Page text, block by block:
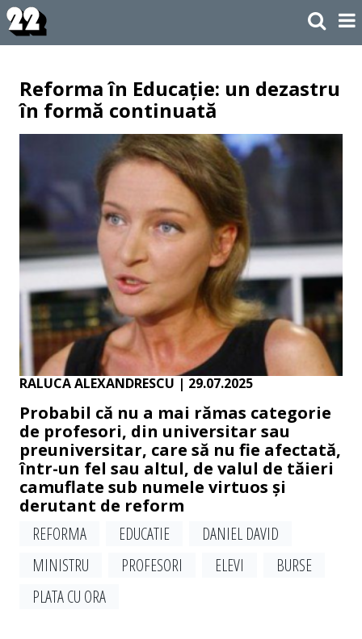
Reforma în Educație: un dezastru
în formă continuată
RALUCA ALEXANDRESCU | 29.07.2025
Probabil că nu a mai rămas categorie
de profesori, din universitar sau
preuniversitar, care să nu fie afectată,
într-un fel sau altul, de valul de tăieri
camuflate sub numele virtuos și
derutant de reform
REFORMA
EDUCATIE
DANIEL DAVID
MINISTRU
PROFESORI ELEVI
BURSE
PLATA CU ORA